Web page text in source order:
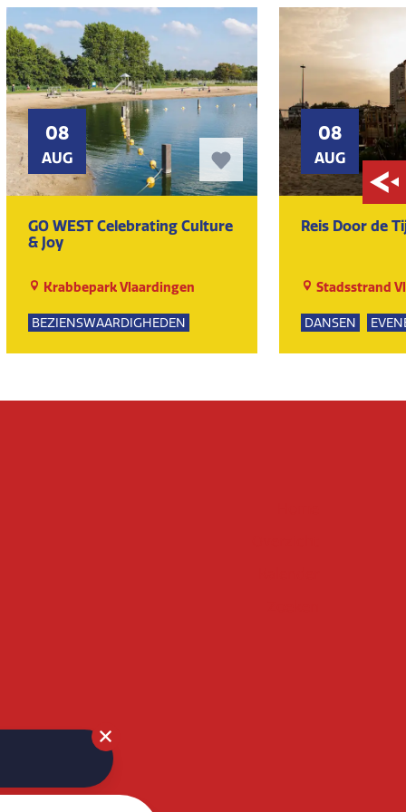
08
AUG
GO WEST Celebrating Culture
& Joy
Krabbepark Vlaardingen
BEZIENSWAARDIGHEDEN
KUNST EN CULTUUR
08
AUG
Reis Door de
Stadsstrand
DANSEN
MUZIEK